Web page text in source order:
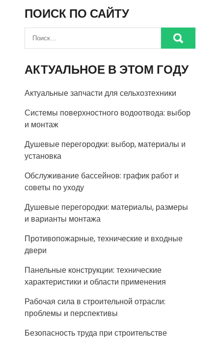
ПОИСК ПО САЙТУ
АКТУАЛЬНОЕ В ЭТОМ ГОДУ
Актуальные запчасти для сельхозтехники
Системы поверхностного водоотвода: выбор
и монтаж
Душевые перегородки: выбор, материалы и
установка
Обслуживание бассейнов: график работ и
советы по уходу
Душевые перегородки: материалы, размеры
и варианты монтажа
Противопожарные, технические и входные
двери
Панельные конструкции: технические
характеристики и области применения
Рабочая сила в строительной отрасли:
проблемы и перспективы
Безопасность труда при строительстве